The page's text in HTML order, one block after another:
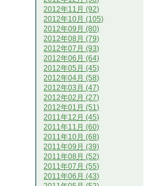
2012年11月 (92)
2012年10月 (105)
2012年09月 (80)
2012年08月 (79)
2012年07月 (93)
2012年06月 (64)
2012年05月 (45)
2012年04月 (58)
2012年03月 (47)
2012年02月 (27)
2012年01月 (51)
2011年12月 (45)
2011年11月 (60)
2011年10月 (68)
2011年09月 (39)
2011年08月 (52)
2011年07月 (55)
2011年06月 (43)